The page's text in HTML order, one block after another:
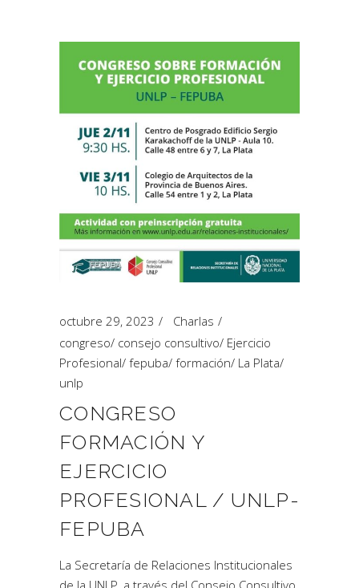
octubre 29, 2023
Charlas
congreso/ consejo consultivo/ Ejercicio
Profesional/ fepuba/ formación/ La Plata/
unlp
CONGRESO
FORMACIÓN Y
EJERCICIO
PROFESIONAL / UNLP-
FEPUBA
La Secretaría de Relaciones Institucionales
de la UNLP, a través del Consejo Consultivo